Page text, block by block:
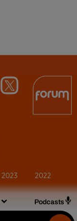
Podcasts
2023 2022